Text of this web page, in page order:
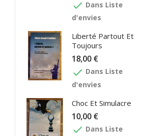
done Dans Liste
d'envies
Liberté Partout Et
Toujours
18,00 €
done Dans Liste
d'envies
Choc Et Simulacre
10,00 €
done Dans Liste